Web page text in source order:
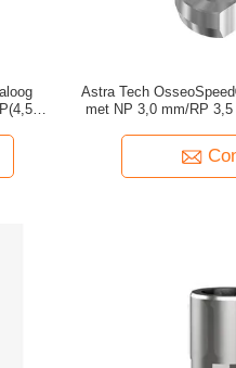
Astra Tech
met NP 3,0 mm/RP